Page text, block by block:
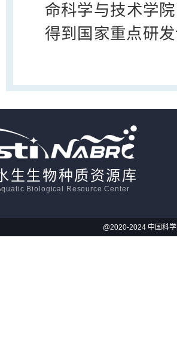
命科学与技术学
得到国家重点研
生生物种质资源库
Biological Resource Center
@2020-2024 中国科